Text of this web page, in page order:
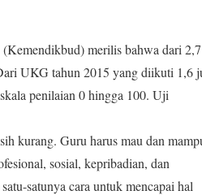
merilis bahwa dari 2,7
UKG tahun 2015 yang diikuti 1,6
penilaian 0 hingga 100. Uji
kurang. Guru harus mau dan
sosial, kepribadian, dan
satunya cara untuk mencapai hal